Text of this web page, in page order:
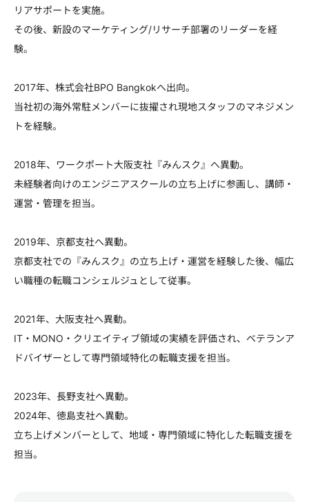
リアサポートを実施。
その後、新設のマーケティング/リサーチ部署のリーダーを経
験。
2017年、株式会社BPO Bangkokへ出向。
当社初の海外常駐メンバーに抜擢され現地スタッフのマネジメン
トを経験。
2018年、ワークポート大阪支社『みんスク』へ異動。
未経験者向けのエンジニアスクールの立ち上げに参画し、講師・
運営・管理を担当。
2019年、京都支社へ異動。
京都支社での『みんスク』の立ち上げ・運営を経験した後、幅広
い職種の転職コンシェルジュとして従事。
2021年、大阪支社へ異動。
IT・MONO・クリエイティブ領域の実績を評価され、ベテランア
ドバイザーとして専門領域特化の転職支援を担当。
2023年、長野支社へ異動。
2024年、徳島支社へ異動。
立ち上げメンバーとして、地域・専門領域に特化した転職支援を
担当。